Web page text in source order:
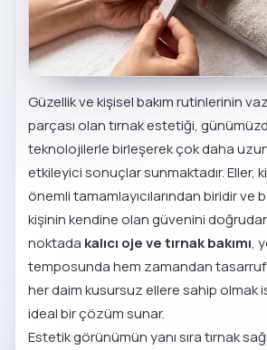
Güzellik ve kişisel bakım rutinlerinin
parçası olan tırnak estetiği,
teknolojilerle birleşerek çok daha
etkileyici sonuçlar sunmaktadır. Eller,
önemli tamamlayıcılarından biridir ve
kişinin kendine olan güvenini
noktada kalıcı oje ve tırnak bakımı,
temposunda hem zamandan
her daim kusursuz ellere sahip olmak
ideal bir çözüm sunar.
Estetik görünümün yanı sıra tırnak